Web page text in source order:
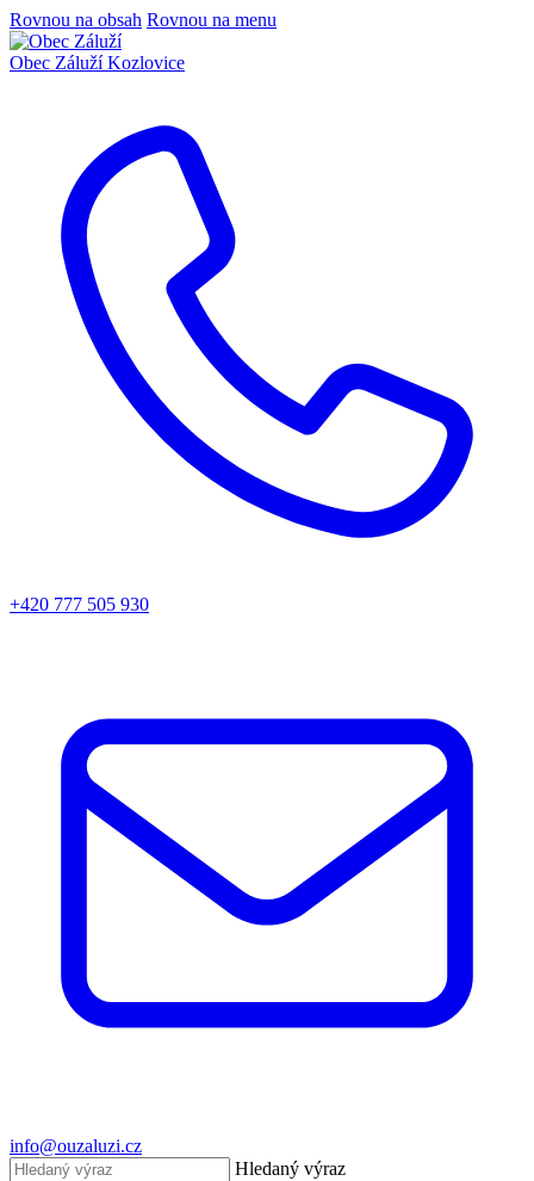
Rovnou na obsah Rovnou na menu
Obec ZálužíKozlovice
+420 777 505 930
info@ouzaluzi.cz
Hledaný výraz